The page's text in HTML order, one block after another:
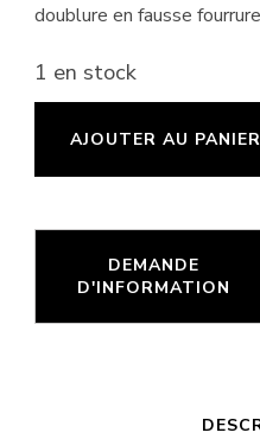
doublure en fausse
1 en stock
Sable
blanc
AJOUTER AU PANIER